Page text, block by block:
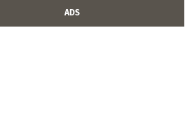
ADS